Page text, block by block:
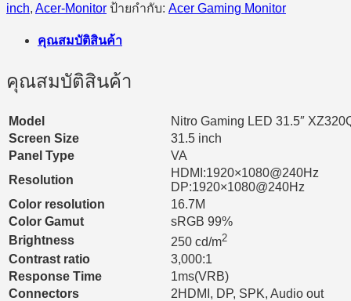
inch, Acer-Monitor ป้ายกำกับ: Acer Gaming Monitor
คุณสมบัติสินค้า
คุณสมบัติสินค้า
Model
Nitro Gaming LED 31.5″
Screen Size
31.5 inch
Panel Type
VA
Resolution
HDMI:1920×1080@240Hz
DP:1920×1080@240Hz
Color resolution
16.7M
Color Gamut
sRGB 99%
Brightness
250 cd/m2
Contrast ratio
3,000:1
Response Time
1ms(VRB)
Connectors
2HDMI, DP, SPK, Audio out